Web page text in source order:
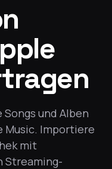
und Alben
Music. Importiere
mit
Streaming-